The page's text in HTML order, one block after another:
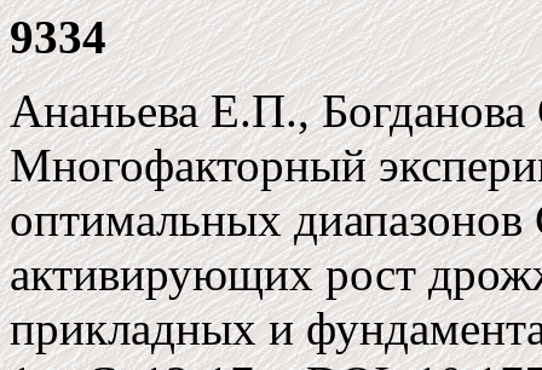
9334
Ананьева Е.П.,
Многофакторный
оптимальных
активирующих рост
прикладных и